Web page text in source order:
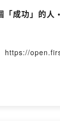
「成功」的人
https://